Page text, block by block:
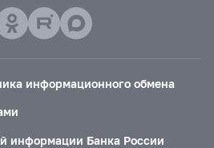
информационного обмена
информации Банка России